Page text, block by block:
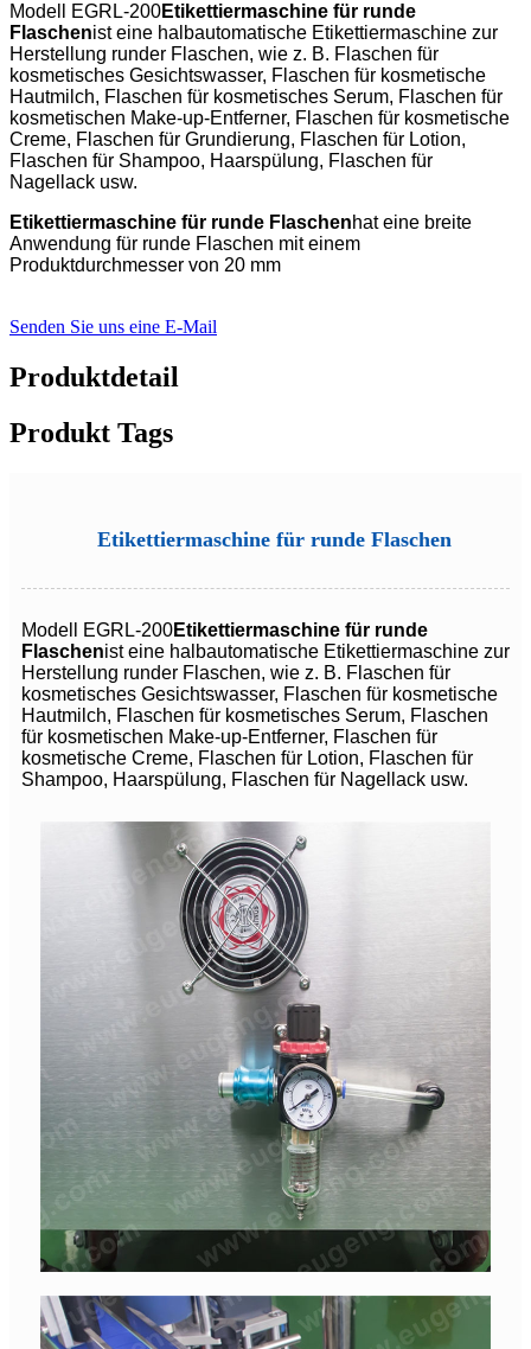
Modell EGRL-200Etikettiermaschine für runde
Flaschenist eine halbautomatische Etikettiermaschine zur
Herstellung runder Flaschen, wie z. B. Flaschen für
kosmetisches Gesichtswasser, Flaschen für kosmetische
Hautmilch, Flaschen für kosmetisches Serum, Flaschen für
kosmetischen Make-up-Entferner, Flaschen für kosmetische
Creme, Flaschen für Grundierung, Flaschen für Lotion,
Flaschen für Shampoo, Haarspülung, Flaschen für
Nagellack usw.
Etikettiermaschine für runde Flaschenhat eine breite
Anwendung für runde Flaschen mit einem
Produktdurchmesser von 20 mm
Senden Sie uns eine E-Mail
Produktdetail
Produkt Tags
Etikettiermaschine für runde Flaschen
Modell EGRL-200Etikettiermaschine für runde
Flaschenist eine halbautomatische Etikettiermaschine zur
Herstellung runder Flaschen, wie z. B. Flaschen für
kosmetisches Gesichtswasser, Flaschen für kosmetische
Hautmilch, Flaschen für kosmetisches Serum, Flaschen
für kosmetischen Make-up-Entferner, Flaschen für
kosmetische Creme, Flaschen für Lotion, Flaschen für
Shampoo, Haarspülung, Flaschen für Nagellack usw.